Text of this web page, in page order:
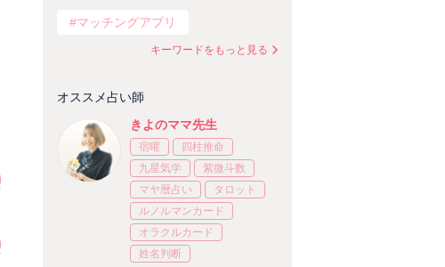
マッチングアプリ
キーワードをもっと見る
オススメ占い師
きよのママ先生
宿曜
四柱推命
九星気学
紫微斗数
マヤ暦占い
タロット
ルノルマンカード
オラクルカード
姓名判断